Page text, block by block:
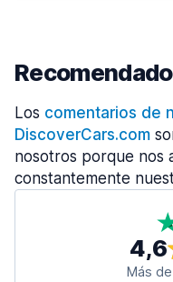
Los comentarios de
DiscoverCars.com
nosotros porque nos
constantemente
4,6
Más